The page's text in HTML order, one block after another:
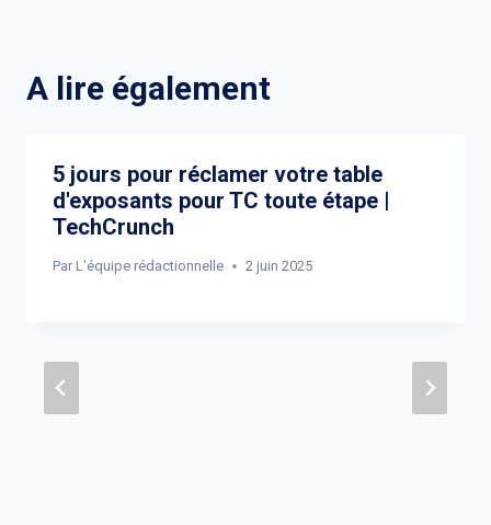
A lire également
5 jours pour réclamer votre table
d'exposants pour TC toute étape |
TechCrunch
Par L'équipe rédactionnelle 2 juin 2025